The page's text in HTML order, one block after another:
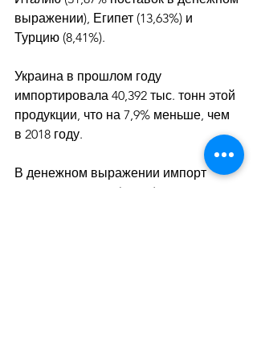
выражении), Египет (13,63%) и
Турцию (8,41%).
Украина в прошлом году
импортировала 40,392 тыс. тонн этой
продукции, что на 7,9% меньше, чем
в 2018 году.
В денежном выражении импорт
снизился на 12,9% - до $22,995 млн.